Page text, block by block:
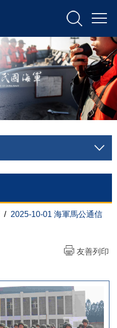
/ 2025-10-01 海軍馬公通信
友善列印